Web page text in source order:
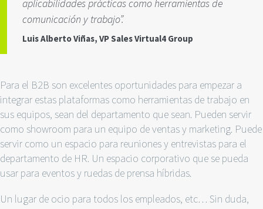
aplicabilidades prácticas como herramientas de
comunicación y trabajo”.
Luis Alberto Viñas, VP Sales Virtual4 Group
Para el B2B son excelentes oportunidades para empezar a
integrar estas plataformas como herramientas de trabajo en
sus equipos, sean del departamento que sean. Pueden servir
como showroom para un equipo de ventas y marketing. Puede
servir como un espacio para reuniones y entrevistas para el
departamento de HR. Un espacio corporativo que se pueda
usar para eventos y ruedas de prensa híbridas.
Un lugar de ocio para todos los empleados, etc… Sin duda,